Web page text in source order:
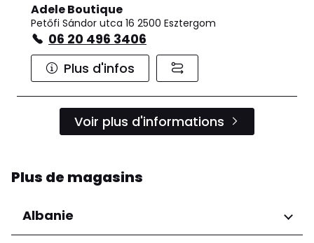
Adele Boutique
Petőfi Sándor utca 16 2500 Esztergom
06 20 496 3406
Plus d'infos
Voir plus d'informations
Plus de magasins
Albanie